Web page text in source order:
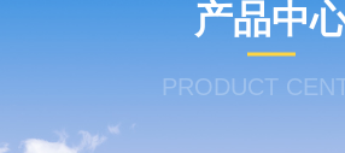
产品中
PRODUCT